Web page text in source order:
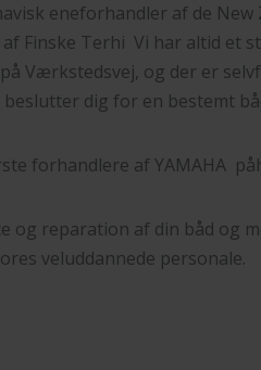
eneforhandler af de New
Finske Terhi Vi har altid et
Værkstedsvej, og der er
beslutter dig for en bestemt
forhandlere af YAMAHA
og reparation af din båd og
veluddannede personale.